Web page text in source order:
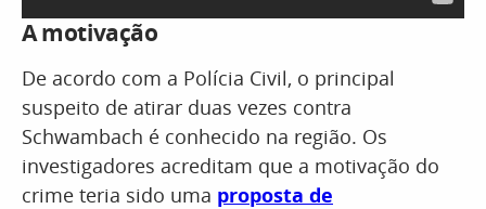
A motivação
De acordo com a Polícia Civil, o principal
suspeito de atirar duas vezes contra
Schwambach é conhecido na região. Os
investigadores acreditam que a motivação do
crime teria sido uma proposta de